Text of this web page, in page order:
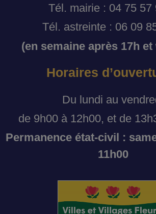
Tél. mairie : 04 75 57
Tél. astreinte : 06 09
(en semaine après 17h et
Horaires
Du lundi au
de 9h00 à 12h00, et de
Permanence état-civil :
11h00